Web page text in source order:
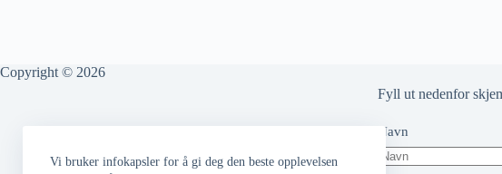
Vi bruker infokapsler for å gi deg den beste opplevelsen
Copyright © 2026
Fyll ut nedenfor
Navn